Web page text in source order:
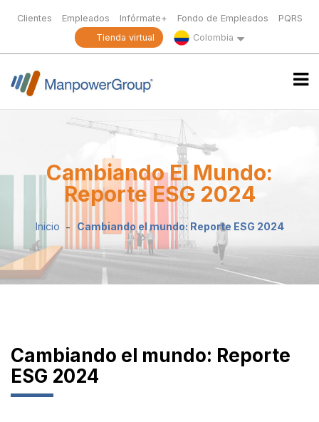
Clientes Empleados Infórmate+ Fondo de Empleados
PQRS
Tienda virtual
Colombia
Cambiando El Mundo:
Reporte ESG 2024
Inicio Cambiando el mundo: Reporte ESG 2024
Cambiando el mundo: Reporte
ESG 2024